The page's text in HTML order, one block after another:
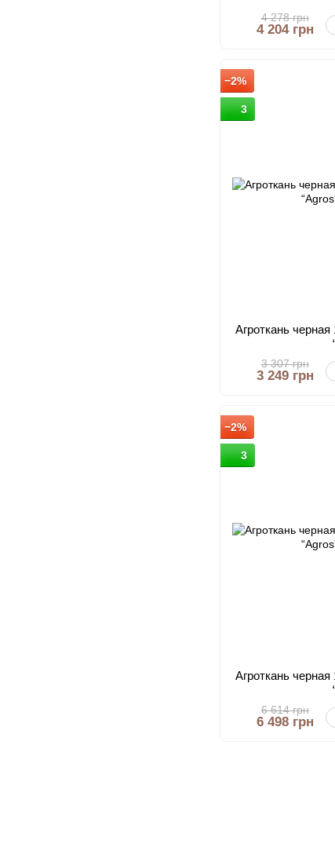
4 278 грн
4 204 грн
−2%
3
Агроткань
3 307 грн
3 249 грн
−2%
3
Агроткань
6 614 грн
6 498 грн